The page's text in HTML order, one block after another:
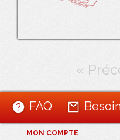
«
FAQ
MON COMPTE